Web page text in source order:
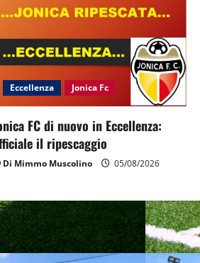
Eccellenza Jonica Fc
FC di nuovo in Eccellenza:
il ripescaggio
Di Mimmo Muscolino 05/08/2026